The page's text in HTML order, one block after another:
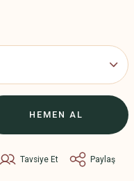
HEMEN AL
Tavsiye Et Paylaş